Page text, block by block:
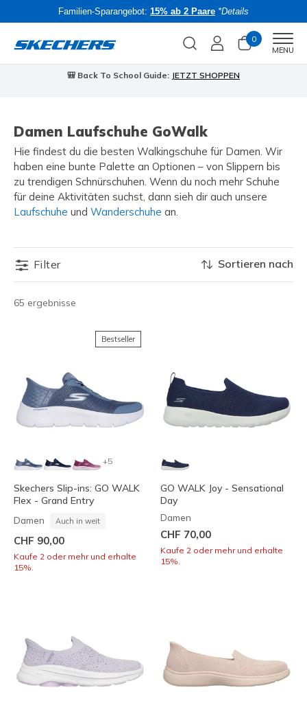
Familien-Sparangebot: 15% ab 2 Paare *Details
0
MENU
🎒 Back To School Guide: JETZT SHOPPEN
Damen Laufschuhe GoWalk
Hie findest du die besten Walkingschuhe für Damen. Wir
haben eine bunte Palette an Optionen – von Slippern bis
zu trendigen Schnürschuhen. Wenn du noch mehr Schuhe
für deine Aktivitäten suchst, dann sieh dir auch unsere
Laufschuhe und Wanderschuhe an.
Filter
65 ergebnisse
Sortieren nach
Bestseller
+5
Skechers Slip-ins: GO WALK
Flex - Grand Entry
Damen Auch in weit
CHF 90,00
Kaufe 2 oder mehr und erhalte
15%.
GO WALK Joy - Sensational
Day
Damen
CHF 70,00
Kaufe 2 oder mehr und erhalte
15%.